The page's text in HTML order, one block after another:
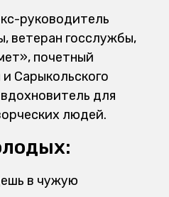
руководитель
ветеран госслужбы,
почетный
Сарыкольского
для
людей.
в чужую